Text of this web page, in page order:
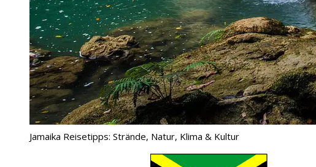
Jamaika Reisetipps: Strände, Natur, Klima & Kultur